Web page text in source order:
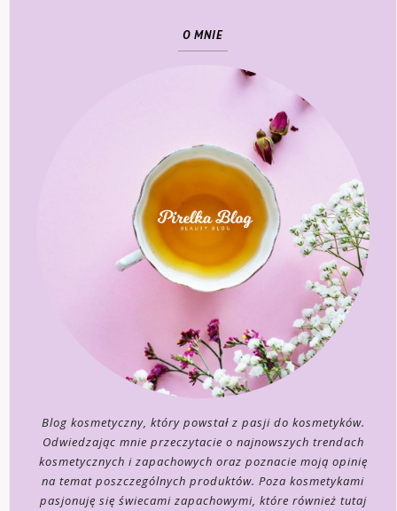
O MNIE
Blog kosmetyczny, który powstał z pasji do kosmetyków.
Odwiedzając mnie przeczytacie o najnowszych trendach
kosmetycznych i zapachowych oraz poznacie moją opinię
na temat poszczególnych produktów. Poza kosmetykami
pasjonuję się świecami zapachowymi, które również tutaj